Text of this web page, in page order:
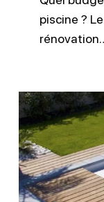
piscine ?
Moderniser
une
piscine
avec
volet